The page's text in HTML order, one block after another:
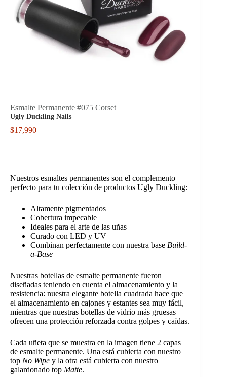
Esmalte Permanente #075 Corset
Ugly Duckling Nails
$17,990
Nuestros esmaltes permanentes son el complemento
perfecto para tu colección de productos Ugly Duckling:
Altamente pigmentados
Cobertura impecable
Ideales para el arte de las uñas
Curado con LED y UV
Combinan perfectamente con nuestra base Build-
a-Base
Nuestras botellas de esmalte permanente fueron
diseñadas teniendo en cuenta el almacenamiento y la
resistencia: nuestra elegante botella cuadrada hace que
el almacenamiento en cajones y estantes sea muy fácil,
mientras que nuestras botellas de vidrio más gruesas
ofrecen una protección reforzada contra golpes y caídas.
Cada uñeta que se muestra en la imagen tiene 2 capas
de esmalte permanente. Una está cubierta con nuestro
top No Wipe y la otra está cubierta con nuestro
galardonado top Matte.